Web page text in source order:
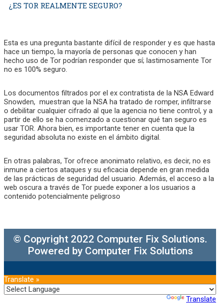
¿ES TOR REALMENTE SEGURO?
Esta es una pregunta bastante difícil de responder y es que hasta
hace un tiempo, la mayoría de personas que conocen y han
hecho uso de Tor podrían responder que sí; lastimosamente Tor
no es 100% seguro.
Los documentos filtrados por el ex contratista de la NSA Edward
Snowden, muestran que la NSA ha tratado de romper, infiltrarse
o debilitar cualquier cifrado al que la agencia no tiene control, y a
partir de ello se ha comenzado a cuestionar qué tan seguro es
usar TOR. Ahora bien, es importante tener en cuenta que la
seguridad absoluta no existe en el ámbito digital.
En otras palabras, Tor ofrece anonimato relativo, es decir, no es
inmune a ciertos ataques y su eficacia depende en gran medida
de las prácticas de seguridad del usuario. Además, el acceso a la
web oscura a través de Tor puede exponer a los usuarios a
contenido potencialmente peligroso
© Copyright 2022 Computer Fix Solutions.
Powered by Computer Fix Solutions
Translate »
Translate